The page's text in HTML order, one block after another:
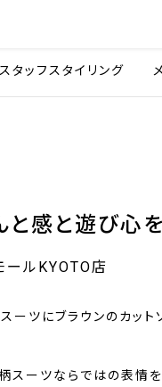
スタッフスタイリング
と感と遊び心
ールKYOTO店
ーツにブラウンのカッ
スーツならではの表情